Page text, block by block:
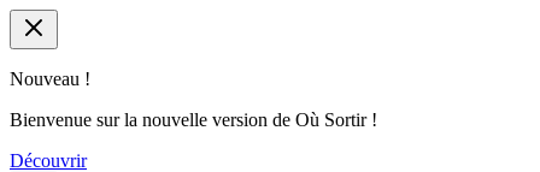
Nouveau !
Bienvenue sur la nouvelle version de Où Sortir !
Découvrir